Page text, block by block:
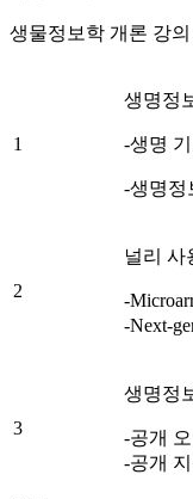
생물정보학 개론 강
1
생명정
-생명
-생명정
2
널리 사
-
-Next-
3
생명정
-공개
-공개